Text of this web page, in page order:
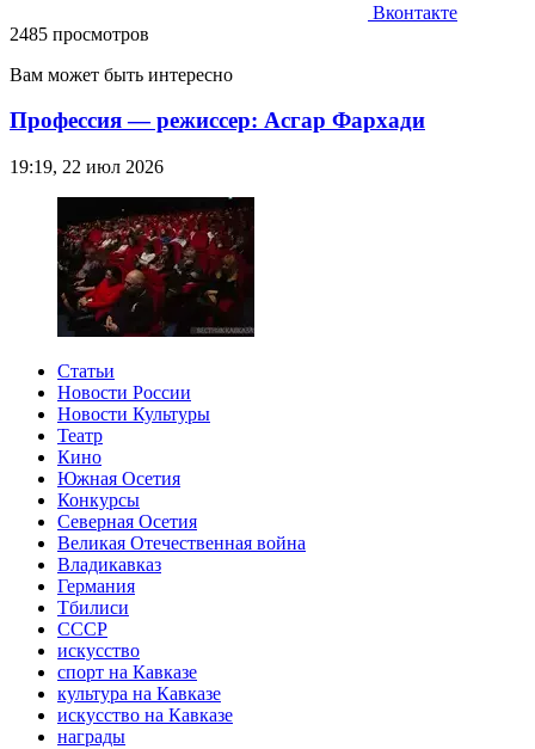
Вконтакте
2485 просмотров
Вам может быть интересно
Профессия — режиссер: Асгар Фархади
19:19, 22 июл 2026
Статьи
Новости России
Новости Культуры
Театр
Кино
Южная Осетия
Конкурсы
Северная Осетия
Великая Отечественная война
Владикавказ
Германия
Тбилиси
СССР
искусство
спорт на Кавказе
культура на Кавказе
искусство на Кавказе
награды